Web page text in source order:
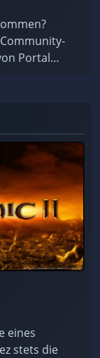
Portal
eines
stets die